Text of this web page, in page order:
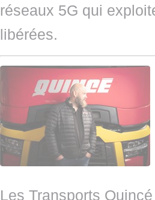
réseaux 5G qui
libérées.
Les Transports